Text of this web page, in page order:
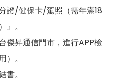
證/健保卡/駕照（需年滿18
』。
傑昇通信門市，進行APP檢
）。
書。